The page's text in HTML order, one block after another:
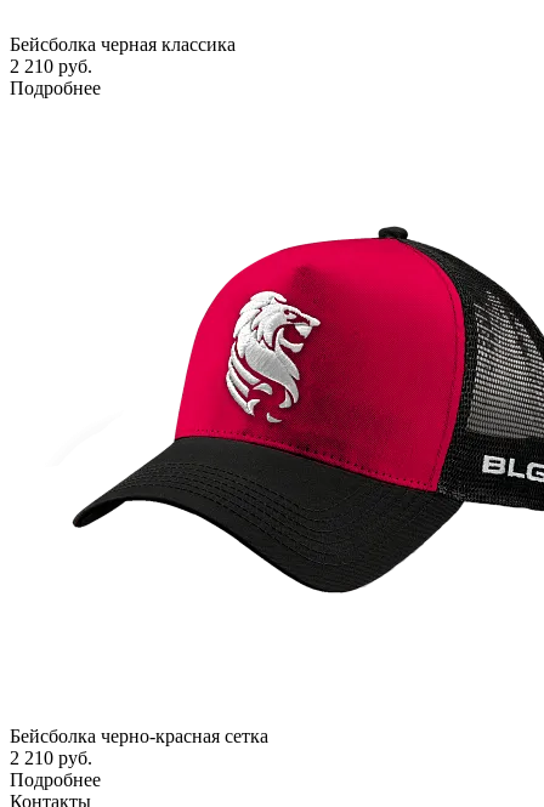
Бейсболка черная классика
2 210 руб.
Подробнее
Бейсболка черно-красная сетка
2 210 руб.
Подробнее
Контакты